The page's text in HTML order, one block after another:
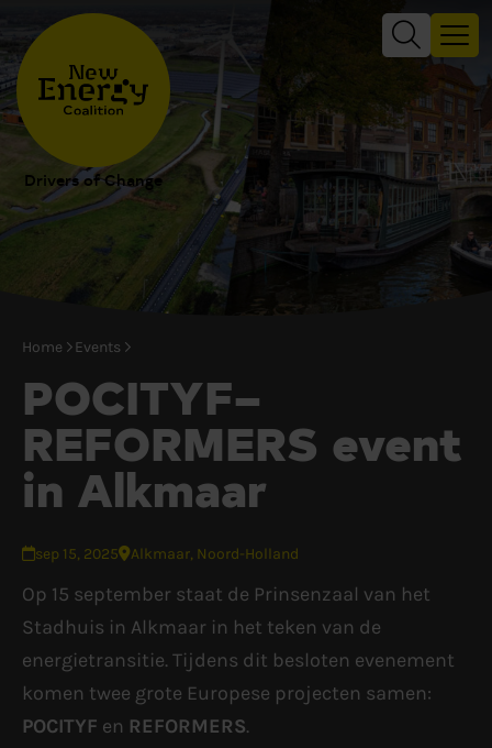
Drivers of Change
Home Events
POCITYF–
REFORMERS event
in Alkmaar
sep 15, 2025 Alkmaar, Noord-Holland
Op 15 september staat de Prinsenzaal van het
Stadhuis in Alkmaar in het teken van de
energietransitie. Tijdens dit besloten evenement
komen twee grote Europese projecten samen:
POCITYF en REFORMERS.